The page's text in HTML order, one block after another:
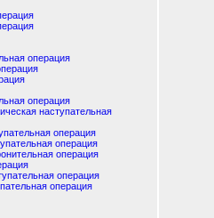
операция
операция
наступательная
операция
операция
операция
операция
операция